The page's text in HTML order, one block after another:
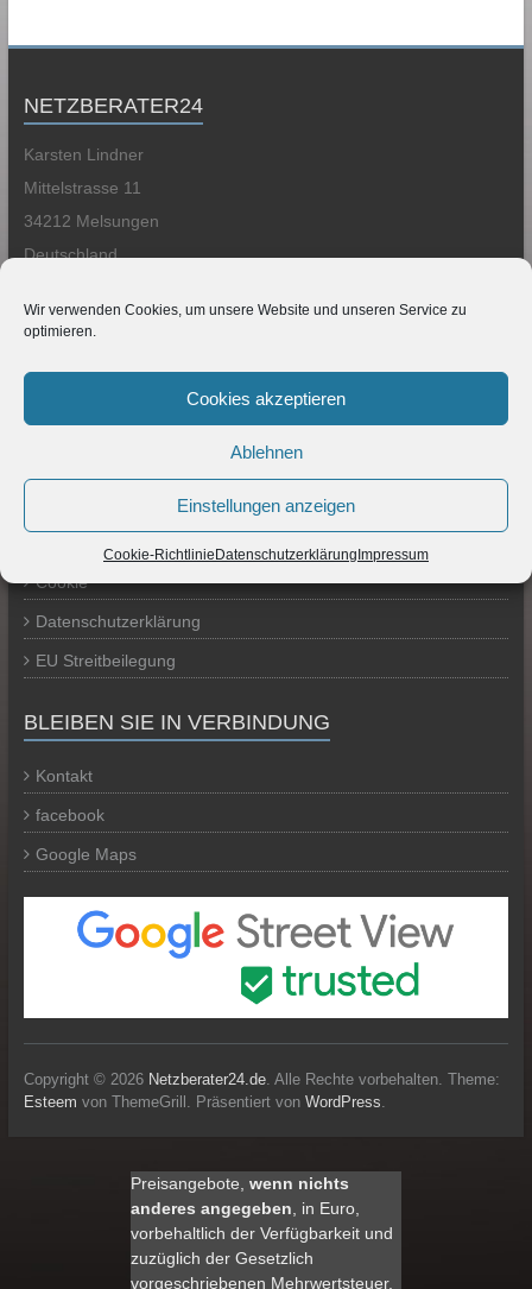
Wir verwenden Cookies, um unsere Website und unseren Service zu
optimieren.
Cookies akzeptieren
Ablehnen
Einstellungen anzeigen
Cookie-Richtlinie Datenschutzerklärung Impressum
NETZBERATER24
Karsten Lindner
Mittelstrasse 11
34212 Melsungen
Deutschland
GESCHÄFTSZEITEN
Montag - Freitag: 9 -18 Uhr
TERMS & CONDITIONS
Cookie
Datenschutzerklärung
EU Streitbeilegung
BLEIBEN SIE IN VERBINDUNG
Kontakt
facebook
Google Maps
Copyright © 2026 Netzberater24.de. Alle Rechte vorbehalten. Theme:
Esteem von ThemeGrill. Präsentiert von WordPress.
Preisangebote, wenn nichts
anderes angegeben , in Euro,
vorbehaltlich der Verfügbarkeit und
zuzüglich der Gesetzlich
vorgeschriebenen Mehrwertsteuer,